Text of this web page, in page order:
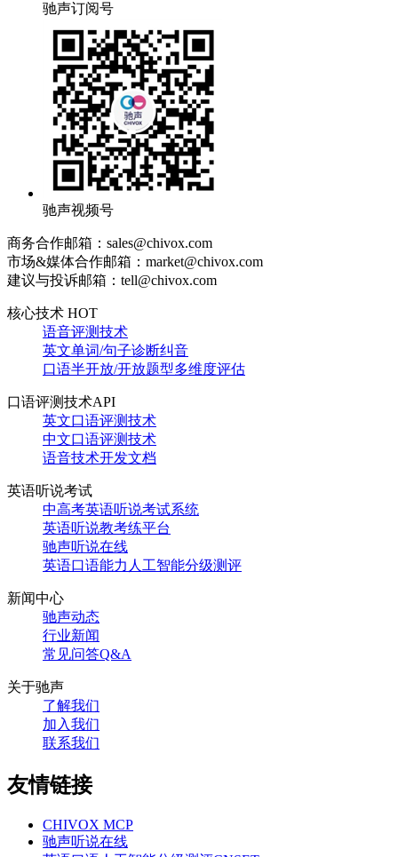
驰声订阅号
驰声视频号
商务合作邮箱：sales@chivox.com
市场&媒体合作邮箱：market@chivox.com
建议与投诉邮箱：tell@chivox.com
核心技术 HOT
语音评测技术
英文单词/句子诊断纠音
口语半开放/开放题型多维度评估
口语评测技术API
英文口语评测技术
中文口语评测技术
语音技术开发文档
英语听说考试
中高考英语听说考试系统
英语听说教考练平台
驰声听说在线
英语口语能力人工智能分级测评
新闻中心
驰声动态
行业新闻
常见问答Q&A
关于驰声
了解我们
加入我们
联系我们
友情链接
CHIVOX MCP
驰声听说在线